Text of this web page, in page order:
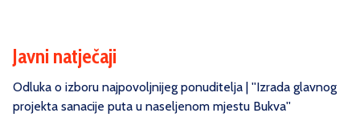
Javni natječaji
Odluka o izboru najpovoljnijeg ponuditelja | ''Izrada glavnog
projekta sanacije puta u naseljenom mjestu Bukva''